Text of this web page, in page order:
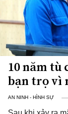
10 năm tù
bạn trọ vì
AN NINH - HÌNH SỰ